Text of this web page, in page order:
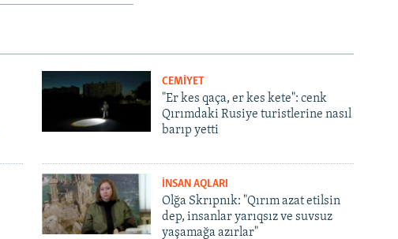
CEMİYET
"Er kes qaça, er kes kete": cenk
Qırımdaki Rusiye turistlerine nasıl
barıp yetti
İNSAN AQLARI
Olğa Skrıpnık: "Qırım azat etilsin
dep, insanlar yarıqsız ve suvsuz
yaşamağa azırlar"